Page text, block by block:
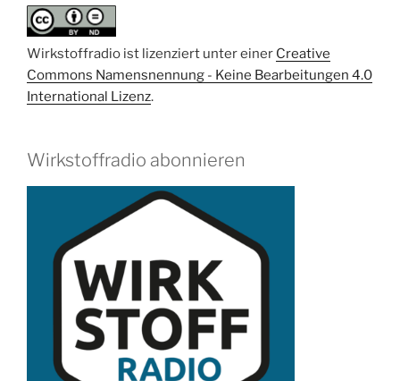
mit
Philipp
Beckhove“
Wirkstoffradio ist lizenziert unter einer Creative
Commons Namensnennung - Keine Bearbeitungen 4.0
International Lizenz.
Wirkstoffradio abonnieren